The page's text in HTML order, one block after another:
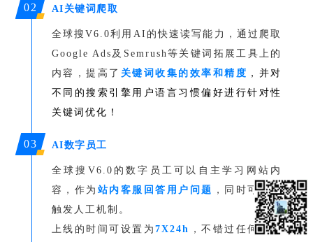
02 AI关键词爬取
全球搜V6.0利用AI的快速读写能力，通过爬取
Google Ads及Semrush等关键词拓展工具上的
内容，提高了 关键词收集的效率和精度 ，并对
不同的搜索引擎用户语言习惯偏好进行针对性
关键词优化！
03 AI数字员工
全球搜V6.0的数字员工可以自主学习网站内
容，作为 站内客服回答用户问题 ，同时可设置
触发人工机制。
上线的时间可设置为7X24h
，不错过任何一条